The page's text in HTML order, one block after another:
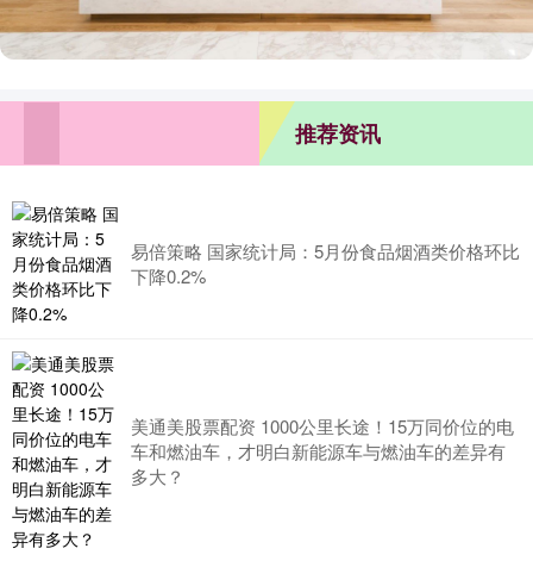
推荐资讯
易倍策略 国家统计局：5月份食品烟酒类价格环比
下降0.2%
美通美股票配资 1000公里长途！15万同价位的电
车和燃油车，才明白新能源车与燃油车的差异有
多大？